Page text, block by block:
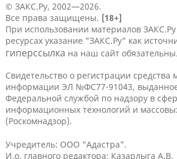
© ЗАКС.Ру, 2002—2026.
Все права защищены. [18+]
При использовании материалов ЗАКС.Ру
ресурсах указание "ЗАКС.Ру" как
гиперссылка на наш сайт обязательны.
Свидетельство о регистрации средства
информации ЭЛ №ФС77-91043,
Федеральной службой по надзору в
информационных технологий и
(Роскомнадзор).
Учредитель: ООО "Адастра".
И.о. главного редактора: Казарлыга А.В.